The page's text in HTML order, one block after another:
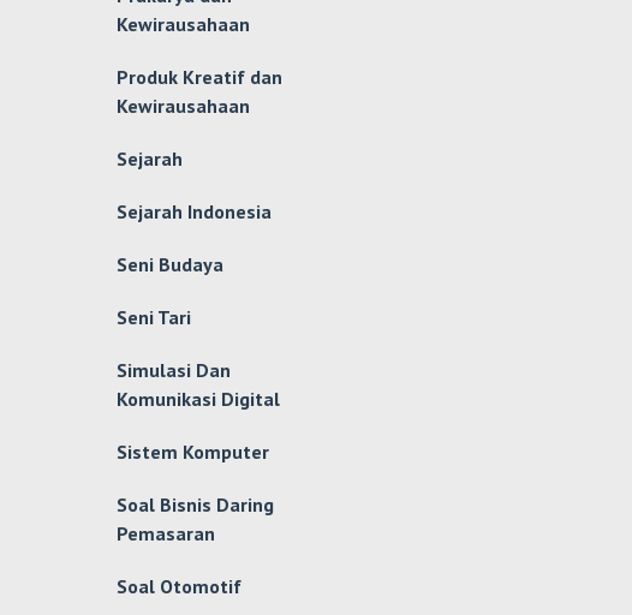
Kewirausahaan
Produk Kreatif dan
Kewirausahaan
Sejarah
Sejarah Indonesia
Seni Budaya
Seni Tari
Simulasi Dan
Komunikasi Digital
Sistem Komputer
Soal Bisnis Daring
Pemasaran
Soal Otomotif